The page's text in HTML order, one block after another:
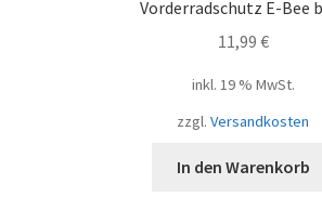
Vorderradschutz E-Bee
11,99 €
inkl. 19 % MwSt.
zzgl. Versandkosten
In den Warenkorb